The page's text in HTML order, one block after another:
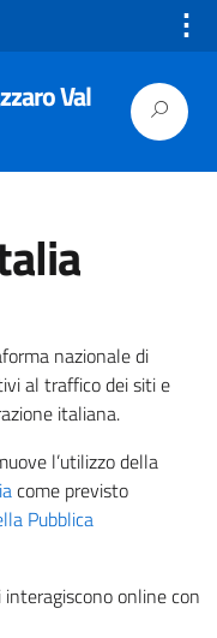
⋮
Val
nazionale di
al traffico dei siti e
italiana.
l’utilizzo della
come previsto
Pubblica
online con